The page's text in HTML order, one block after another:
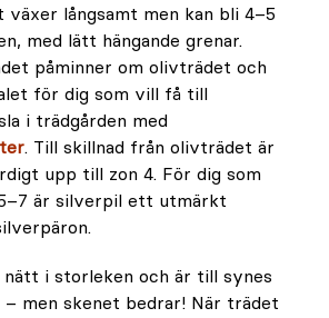
växer långsamt men kan bli 4–5
med lätt hängande grenar.
påminner om olivträdet och
för dig som vill få till
i trädgården med
. Till skillnad från olivträdet är
upp till zon 4. För dig som
är silverpil ett utmärkt
i storleken och är till synes
– men skenet bedrar! När trädet